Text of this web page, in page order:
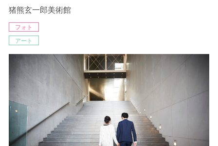
猪熊玄一郎美術館
フォト
アート